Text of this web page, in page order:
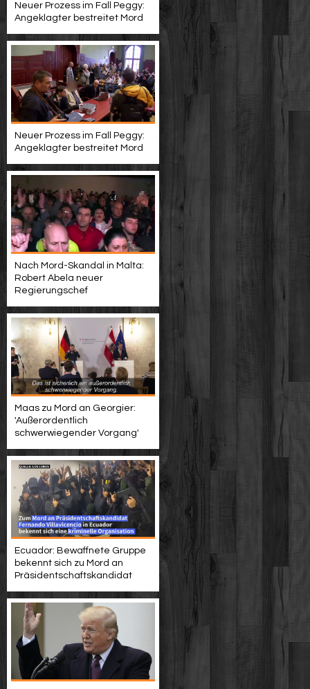
Neuer Prozess im Fall Peggy:
Angeklagter bestreitet Mord
Neuer Prozess im Fall Peggy:
Angeklagter bestreitet Mord
Nach Mord-Skandal in Malta:
Robert Abela neuer
Regierungschef
Maas zu Mord an Georgier:
'Außerordentlich
schwerwiegender Vorgang'
Ecuador: Bewaffnete Gruppe
bekennt sich zu Mord an
Präsidentschaftskandidat